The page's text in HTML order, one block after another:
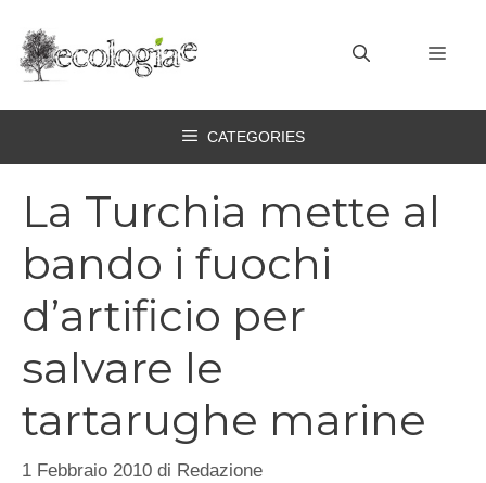
contenuto
CATEGORIES
La Turchia mette al
bando i fuochi
d’artificio per
salvare le
tartarughe marine
1 Febbraio 2010 di Redazione